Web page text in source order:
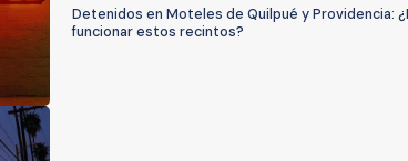
Detenidos en Moteles de Quilpué y Providencia:
funcionar estos recintos?